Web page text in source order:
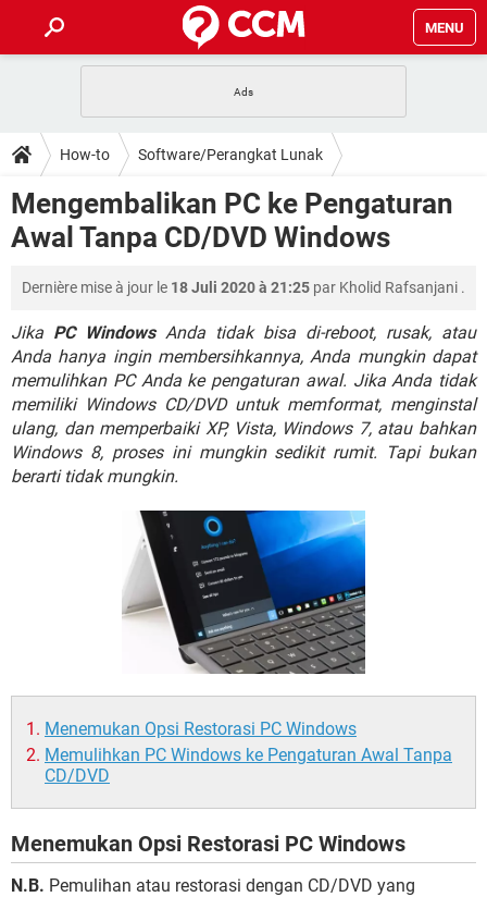
MENU
APLIKASI NONTON FILM & SERI RESET GMAIL
BUAT AKUN TIKTOK APLIKASI VIDEO-CALL
HOW-TO
SAFE MODE ANDROID RESET CLASH OF CLANS
KODE RAHASIA NETFLIX
DOWNLOAD
ADOBE PREMIERE PRO INSTAGRAM UNTUK PC
FORUM
Lupa Password Gmail WiFi Tidak Berfungsi
Reset Akun Facebook yang di-Hack
Front Office dan Back Office OOP - Data Enkapsulasi
Jenis-jenis Network atau Jaringan
How-to Software/Perangkat Lunak
Mengembalikan PC ke Pengaturan
Awal Tanpa CD/DVD Windows
Dernière mise à jour le 18 Juli 2020 à 21:25 par Kholid Rafsanjani .
Jika PC WindowsAnda tidak bisa di-reboot, rusak, atau
Anda hanya ingin membersihkannya, Anda mungkin dapat
memulihkan PC Anda ke pengaturan awal. Jika Anda tidak
memiliki Windows CD/DVD untuk memformat, menginstal
ulang, dan memperbaiki XP, Vista, Windows 7, atau bahkan
Windows 8, proses ini mungkin sedikit rumit. Tapi bukan
berarti tidak mungkin.
Menemukan Opsi Restorasi PC Windows
Memulihkan PC Windows ke Pengaturan Awal Tanpa
CD/DVD
Menemukan Opsi Restorasi PC Windows
N.B. Pemulihan atau restorasi dengan CD/DVD yang